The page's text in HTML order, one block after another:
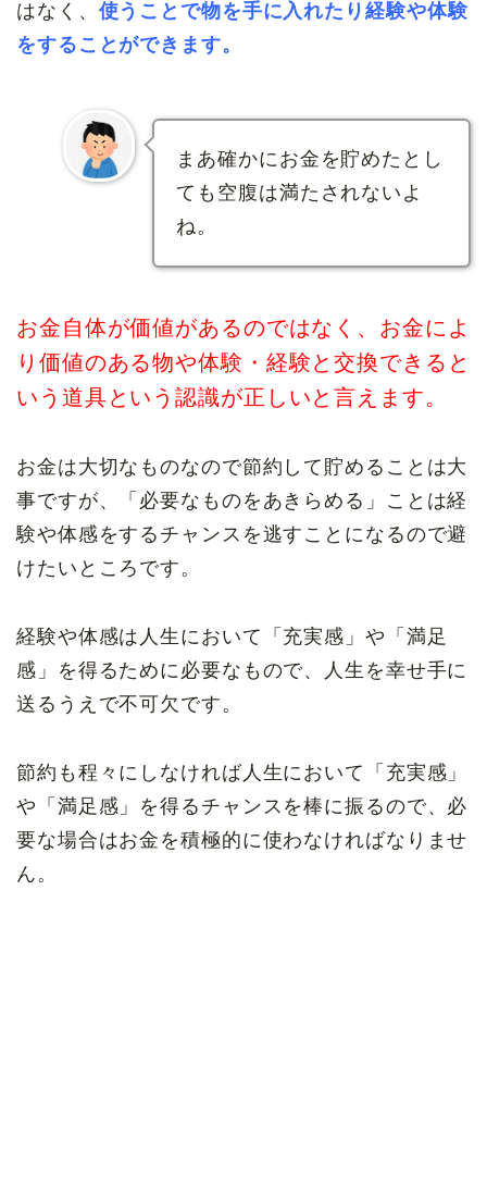
はなく、 使うことで物を手に入れたり経験や体験
をすることができます。
まあ確かにお金を貯めたとし
ても空腹は満たされないよ
ね。
お金自体が価値があるのではなく、お金によ
り価値のある物や体験・経験と交換できると
いう道具という認識が正しいと言えます。
お金は大切なものなので節約して貯めることは大
事ですが、「必要なものをあきらめる」ことは経
験や体感をするチャンスを逃すことになるので避
けたいところです。
経験や体感は人生において「充実感」や「満足
感」を得るために必要なもので、人生を幸せ手に
送るうえで不可欠です。
節約も程々にしなければ人生において「充実感」
や「満足感」を得るチャンスを棒に振るので、必
要な場合はお金を積極的に使わなければなりませ
ん。